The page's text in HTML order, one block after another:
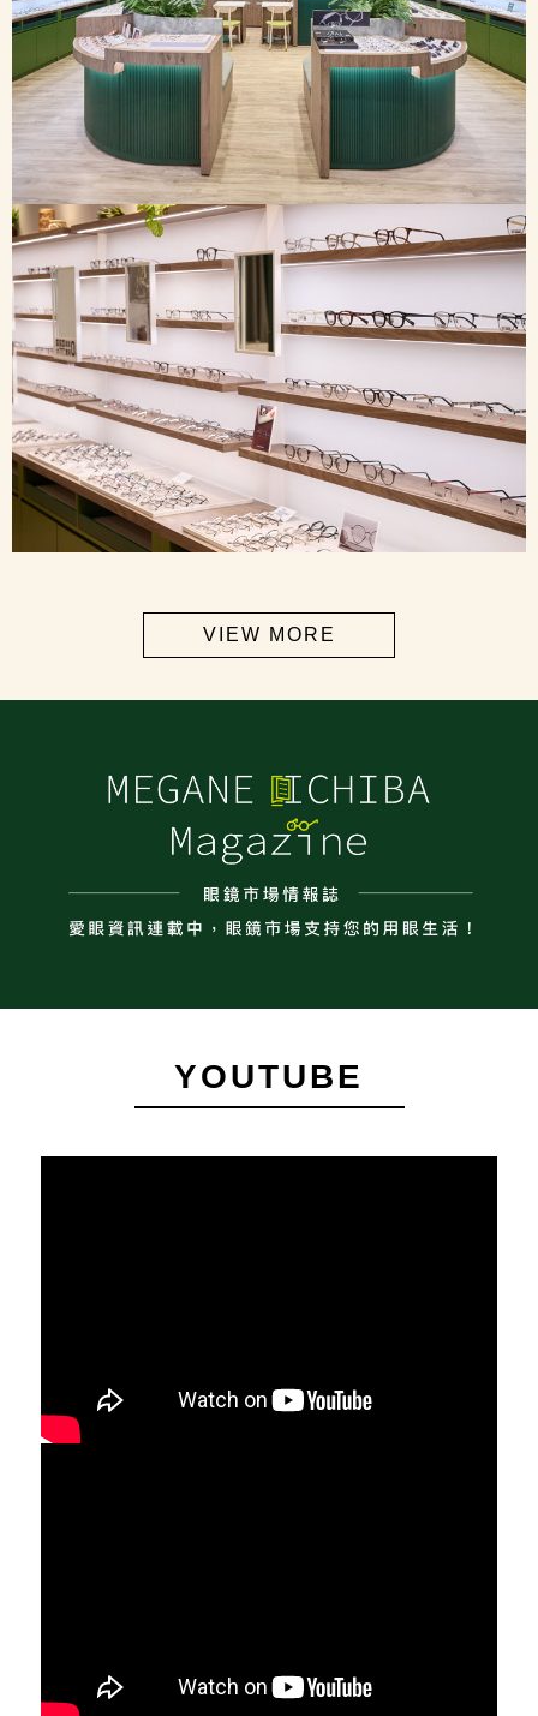
VIEW MORE
YOUTUBE